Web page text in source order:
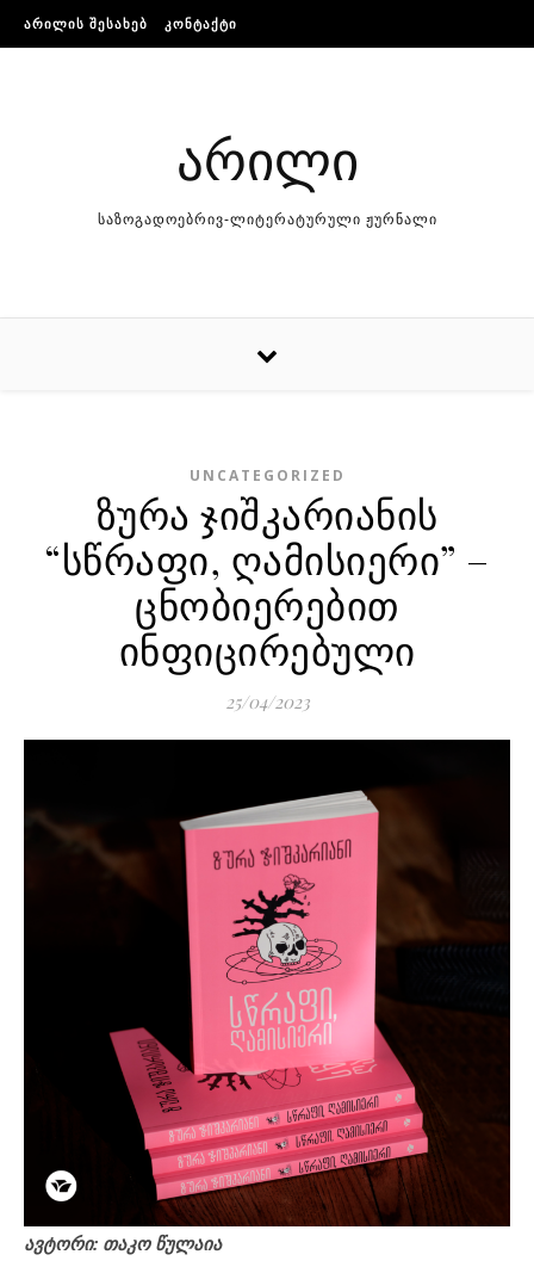
Skip to content
ᲐᲠᲘᲚᲘᲡ ᲨᲔᲡᲐᲮᲔᲑ ᲙᲝᲜᲢᲐᲥᲢᲘ
არილი
საზოგადოებრივ-ლიტერატურული ჟურნალი
UNCATEGORIZED
ზურა ჯიშკარიანის
“სწრაფი, ღამისიერი” –
ცნობიერებით
ინფიცირებული
25/04/2023
ავტორი: თაკო წულაია